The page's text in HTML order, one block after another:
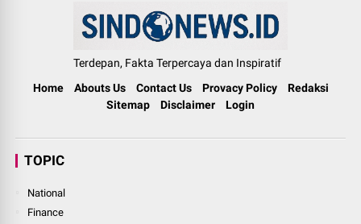
Terdepan, Fakta Terpercaya dan Inspiratif
Home
Abouts Us Contact Us Provacy Policy
Redaksi
Sitemap
Disclaimer Login
TOPIC
National
Finance